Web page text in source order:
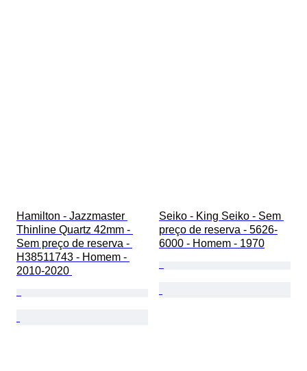
Hamilton - Jazzmaster
Thinline Quartz 42mm -
Sem preço de reserva -
H38511743 - Homem -
2010-2020
Seiko - King Seiko - Sem
preço de reserva - 5626-
6000 - Homem - 1970